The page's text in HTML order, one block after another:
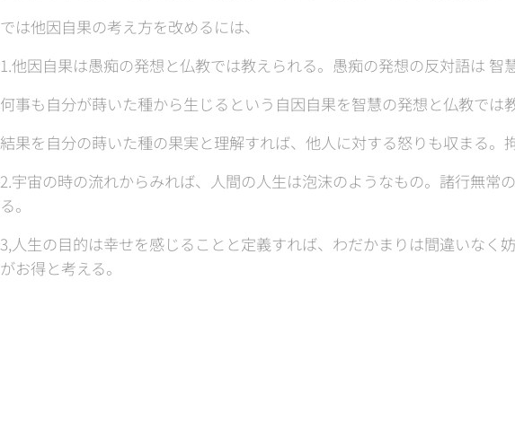
では他因自果の考え方を改めるには、
1.他因自果は愚痴の発想と仏教では教えられる。愚痴の発想の反対語は 智
何事も自分が蒔いた種から生じるという自因自果を智慧の発想と仏教では教
結果を自分の蒔いた種の果実と理解すれば、他人に対する怒りも収まる。
2.宇宙の時の流れからみれば、人間の人生は泡沫のようなもの。諸行無常
る。
3,人生の目的は幸せを感じることと定義すれば、わだかまりは間違いなく
がお得と考える。